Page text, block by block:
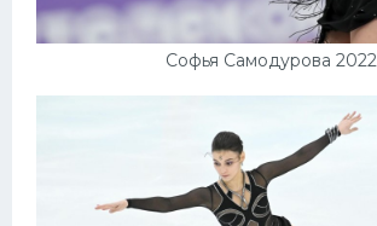
Софья Самодурова 2022